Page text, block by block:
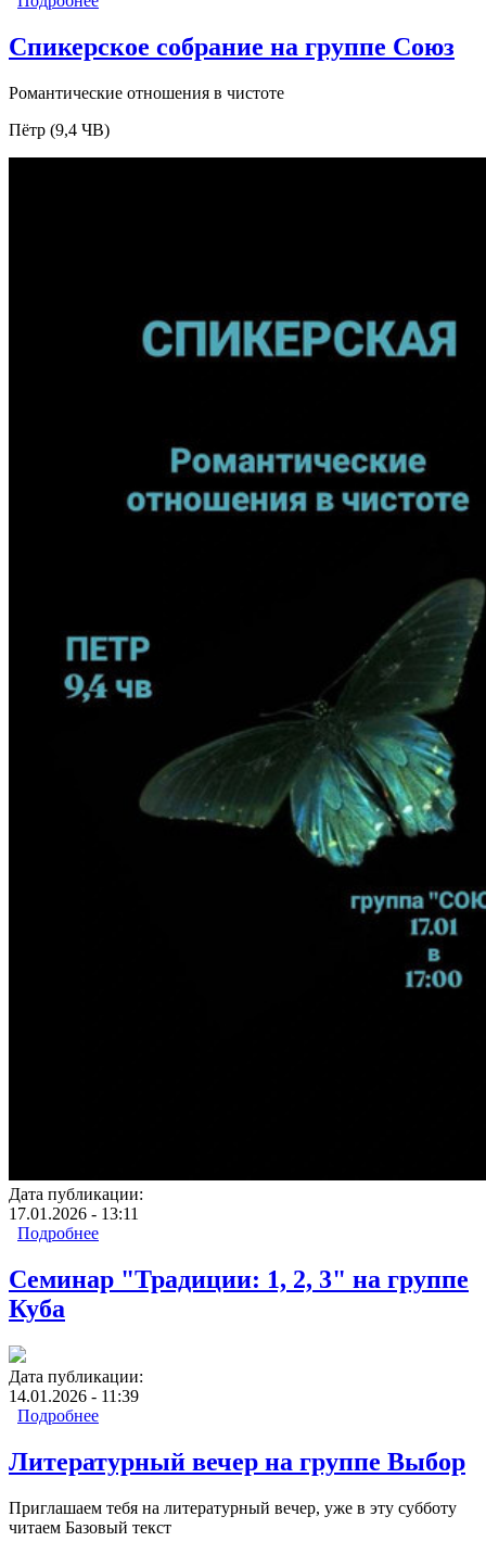
Спикерское собрание на группе Союз
Романтические отношения в чистоте
Пётр (9,4 ЧВ)
Дата публикации:
17.01.2026 - 13:11
Подробнее
Семинар "Традиции: 1, 2, 3" на группе
Куба
Дата публикации:
14.01.2026 - 11:39
Подробнее
Литературный вечер на группе Выбор
Приглашаем тебя на литературный вечер, уже в эту субботу
читаем Базовый текст